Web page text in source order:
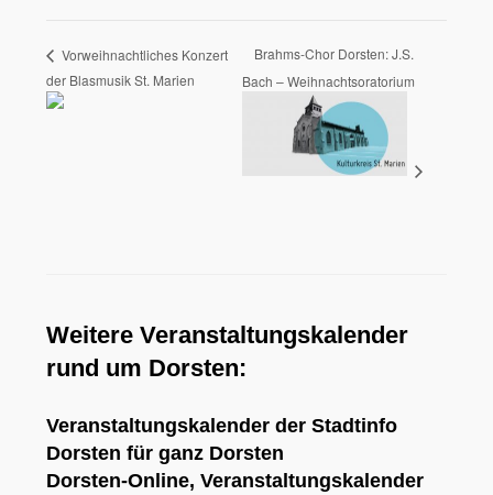
Vorweihnachtliches Konzert
der Blasmusik St. Marien
Brahms-Chor Dorsten: J.S.
Bach – Weihnachtsoratorium
Weitere Veranstaltungskalender
rund um Dorsten:
Veranstaltungskalender der Stadtinfo
Dorsten für ganz Dorsten
Dorsten-Online, Veranstaltungskalender